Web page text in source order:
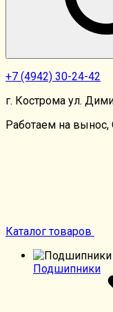
+7 (4942) 30-24-42
г. Кострома ул.
Работаем на вынос,
Каталог товаров
Подшипники